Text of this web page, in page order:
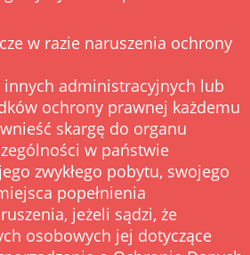
w razie naruszenia ochrony
innych administracyjnych lub
ochrony prawnej każdemu
skargę do organu
w państwie
zwykłego pobytu, swojego
popełnienia
jeżeli sądzi, że
osobowych jej dotyczące